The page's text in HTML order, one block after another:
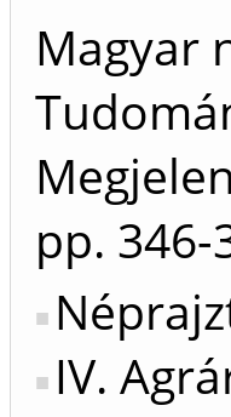
Magyar
pp. 346-
IV.